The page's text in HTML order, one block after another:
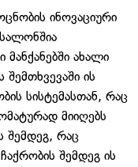
ინოვაციური
მანქანებში ახალი
შემთხვევაში ის
სისტემასთან, რაც
მიიღებს
შემდეგ, რაც
შემდეგ ის